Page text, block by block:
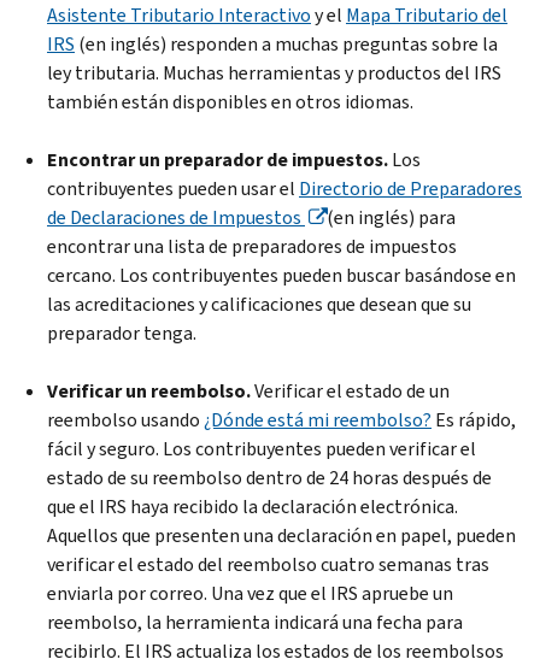
Asistente Tributario Interactivoy el Mapa Tributario del
IRS (en inglés) responden a muchas preguntas sobre la
ley tributaria. Muchas herramientas y productos del IRS
también están disponibles en otros idiomas.
Encontrar un preparador de impuestos.Los
contribuyentes pueden usar el Directorio de Preparadores
de Declaraciones de Impuestos
(en inglés) para
encontrar una lista de preparadores de impuestos
cercano. Los contribuyentes pueden buscar basándose en
las acreditaciones y calificaciones que desean que su
preparador tenga.
Verificar un reembolso.Verificar el estado de un
reembolso usando ¿Dónde está mi reembolso? Es rápido,
fácil y seguro. Los contribuyentes pueden verificar el
estado de su reembolso dentro de 24 horas después de
que el IRS haya recibido la declaración electrónica.
Aquellos que presenten una declaración en papel, pueden
verificar el estado del reembolso cuatro semanas tras
enviarla por correo. Una vez que el IRS apruebe un
reembolso, la herramienta indicará una fecha para
recibirlo. El IRS actualiza los estados de los reembolsos